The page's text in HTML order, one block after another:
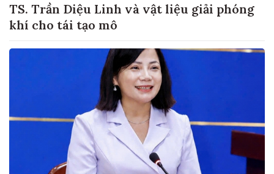
TS. Trần Diệu Linh và vật liệu giải phóng
khí cho tái tạo mô